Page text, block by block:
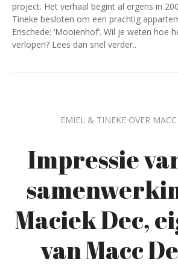
project. Het verhaal begint al ergens in
Tineke besloten om een prachtig
Enschede: ‘Mooienhof’. Wil je weten hoe
verlopen? Lees dan snel verder..
EMIEL & TINEKE OVER
Impressie
Maciek Dec,
van Macc